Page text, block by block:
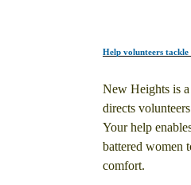
Help volunteers
New Heights is
directs
Your help
battered women
comfort.